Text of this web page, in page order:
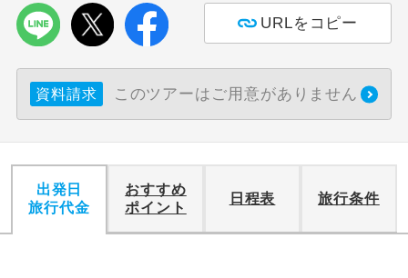
URLをコピー
資料請求 このツアーはご用意がありません
出発日
旅行代金
おすすめ
ポイント
日程表 旅行条件